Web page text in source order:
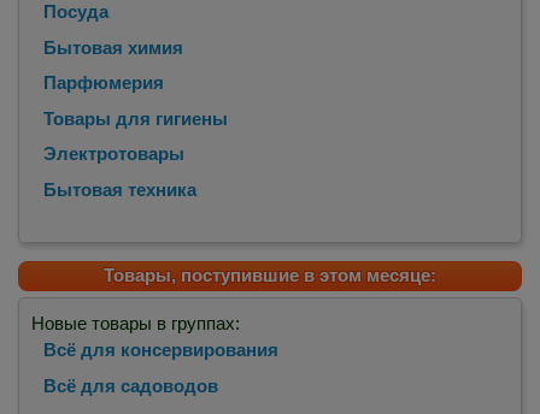
Посуда
Бытовая химия
Парфюмерия
Товары для гигиены
Электротовары
Бытовая техника
Товары, поступившие в этом месяце:
Новые товары в группах:
Всё для консервирования
Всё для садоводов